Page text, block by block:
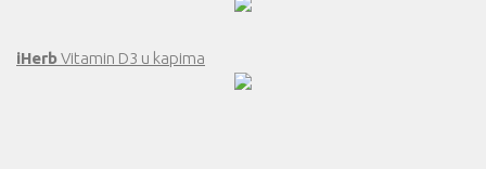
iHerbVitamin D3 u kapima